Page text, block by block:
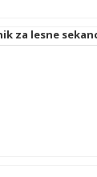
za lesne